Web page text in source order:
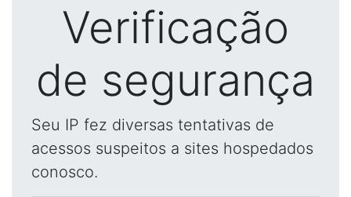
Verificação
de segurança
Seu IP fez diversas tentativas de
acessos suspeitos a sites hospedados
conosco.